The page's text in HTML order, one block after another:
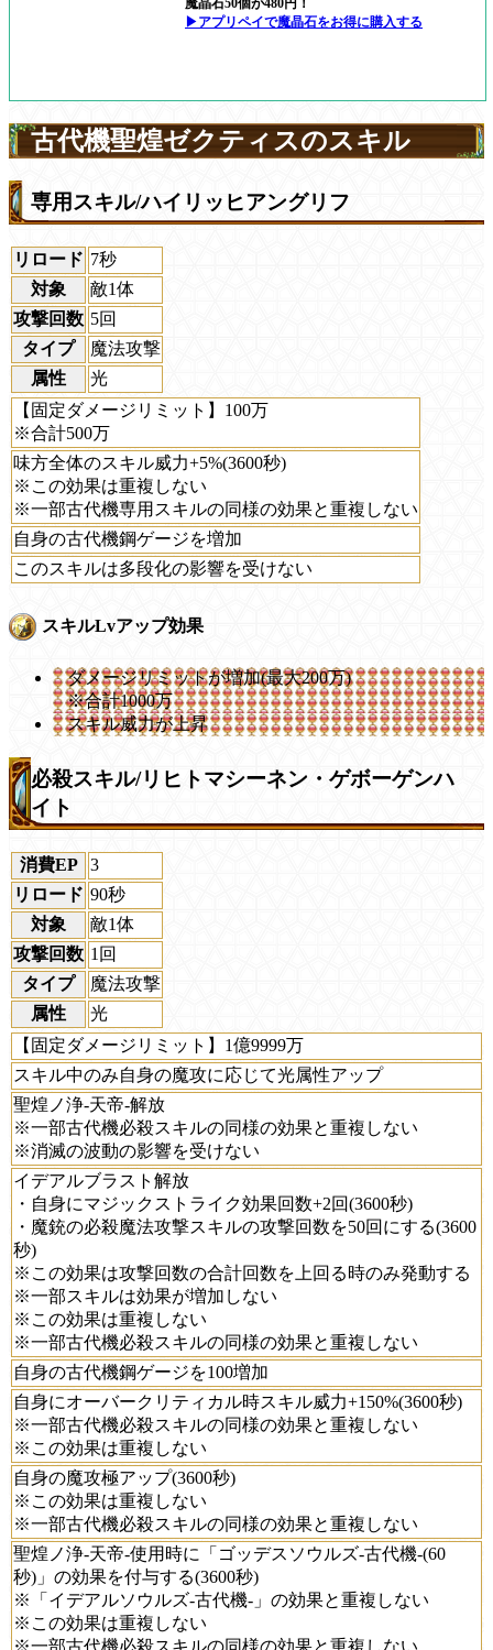
▶アプリペイで魔晶石をお得に購入する
古代機聖煌ゼクティスのスキル
専用スキル/ハイリッヒアングリフ
リロード 7秒
対象
敵1体
攻撃回数 5回
タイプ
魔法攻撃
属性
光
【固定ダメージリミット】100万
※合計500万
味方全体のスキル威力+5%(3600秒)
※この効果は重複しない
※一部古代機専用スキルの同様の効果と重複しない
自身の古代機鋼ゲージを増加
このスキルは多段化の影響を受けない
スキルLvアップ効果
ダメージリミットが増加(最大200万)
※合計1000万
スキル威力が上昇
必殺スキル/リヒトマシーネン・ゲボーゲンハ
イト
消費EP
3
リロード 90秒
対象
敵1体
攻撃回数 1回
タイプ
魔法攻撃
属性
光
【固定ダメージリミット】1億9999万
スキル中のみ自身の魔攻に応じて光属性アップ
聖煌ノ浄-天帝-解放
※一部古代機必殺スキルの同様の効果と重複しない
※消滅の波動の影響を受けない
イデアルブラスト解放
・自身にマジックストライク効果回数+2回(3600秒)
・魔銃の必殺魔法攻撃スキルの攻撃回数を50回にする(3600
秒)
※この効果は攻撃回数の合計回数を上回る時のみ発動する
※一部スキルは効果が増加しない
※この効果は重複しない
※一部古代機必殺スキルの同様の効果と重複しない
自身の古代機鋼ゲージを100増加
自身にオーバークリティカル時スキル威力+150%(3600秒)
※一部古代機必殺スキルの同様の効果と重複しない
※この効果は重複しない
自身の魔攻極アップ(3600秒)
※この効果は重複しない
※一部古代機必殺スキルの同様の効果と重複しない
聖煌ノ浄-天帝-使用時に「ゴッデスソウルズ-古代機-(60
秒)」の効果を付与する(3600秒)
※「イデアルソウルズ-古代機-」の効果と重複しない
※この効果は重複しない